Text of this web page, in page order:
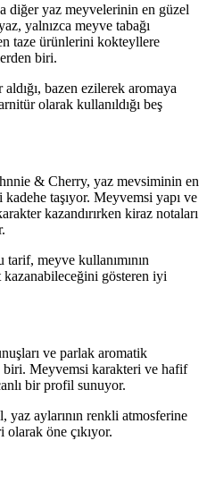
diğer yaz meyvelerinin en güzel
yalnızca meyve tabağı
taze ürünlerini kokteyllere
biri.
bazen ezilerek aromaya
olarak kullanıldığı beş
& Cherry, yaz mevsiminin en
taşıyor. Meyvemsi yapı ve
kazandırırken kiraz notaları
meyve kullanımının
gösteren iyi
ve parlak aromatik
biri. Meyvemsi karakteri ve hafif
bir profil sunuyor.
yaz aylarının renkli atmosferine
öne çıkıyor.